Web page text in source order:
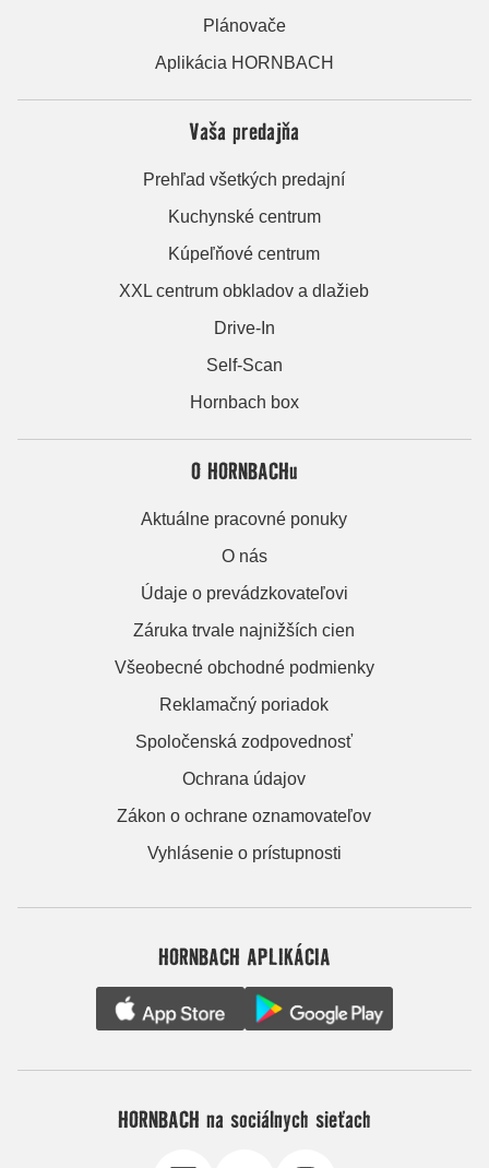
Plánovače
Aplikácia HORNBACH
Vaša predajňa
Prehľad všetkých predajní
Kuchynské centrum
Kúpeľňové centrum
XXL centrum obkladov a dlažieb
Drive-In
Self-Scan
Hornbach box
O HORNBACHu
Aktuálne pracovné ponuky
O nás
Údaje o prevádzkovateľovi
Záruka trvale najnižších cien
Všeobecné obchodné podmienky
Reklamačný poriadok
Spoločenská zodpovednosť
Ochrana údajov
Zákon o ochrane oznamovateľov
Vyhlásenie o prístupnosti
HORNBACH APLIKÁCIA
HORNBACH na sociálnych sieťach